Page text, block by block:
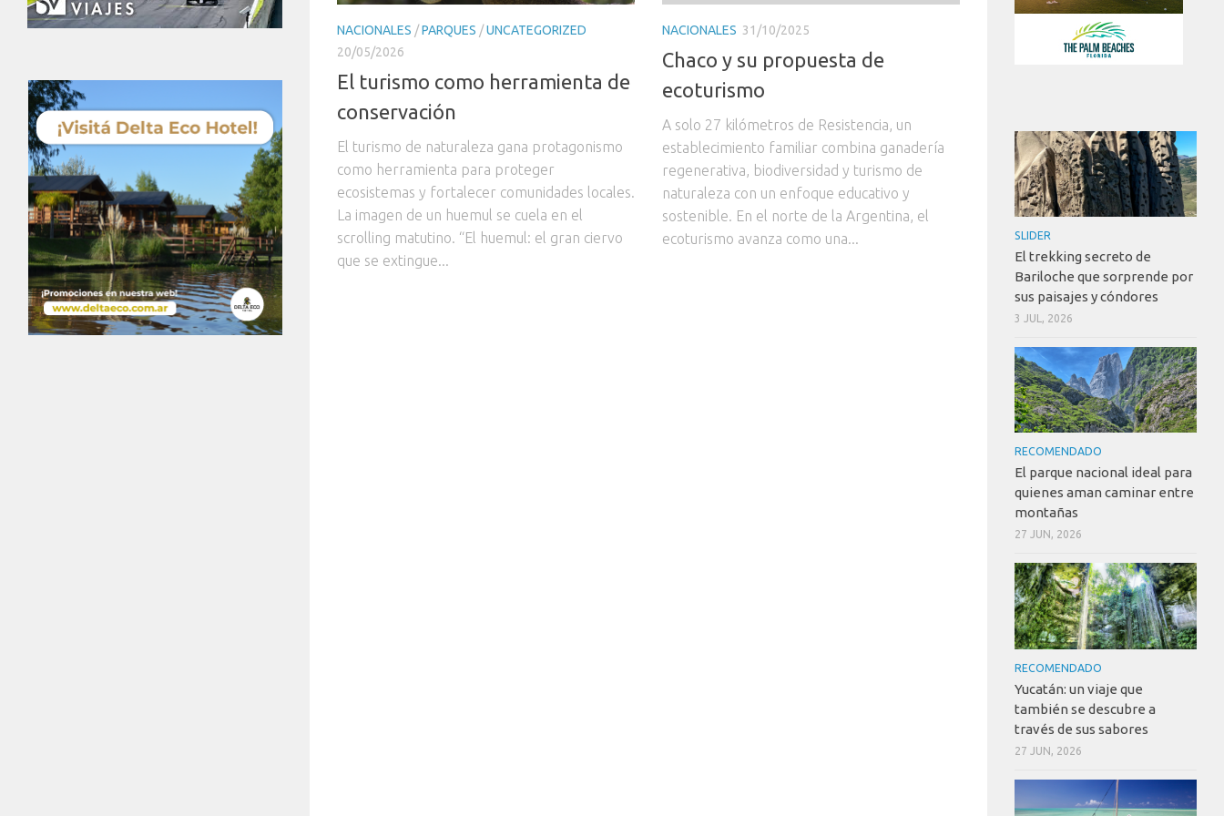
NACIONALES /PARQUES /UNCATEGORIZED
20/05/2026
El turismo como herramienta de
conservación
El turismo de naturaleza gana protagonismo
como herramienta para proteger
ecosistemas y fortalecer comunidades locales.
La imagen de un huemul se cuela en el
scrolling matutino. “El huemul: el gran ciervo
que se extingue...
NACIONALES 31/10/2025
Chaco y su propuesta de
ecoturismo
A solo 27 kilómetros de Resistencia, un
establecimiento familiar combina ganadería
regenerativa, biodiversidad y turismo de
naturaleza con un enfoque educativo y
sostenible. En el norte de la Argentina, el
ecoturismo avanza como una...
SLIDER
El trekking secreto de
Bariloche que sorprende por
sus paisajes y cóndores
3 JUL, 2026
RECOMENDADO
El parque nacional ideal para
quienes aman caminar entre
montañas
27 JUN, 2026
RECOMENDADO
Yucatán: un viaje que
también se descubre a
través de sus sabores
27 JUN, 2026